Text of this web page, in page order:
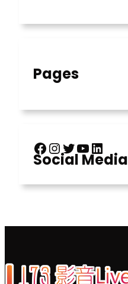
Pages
Social Media
Facebook InstagramX YouTube LinkedIn